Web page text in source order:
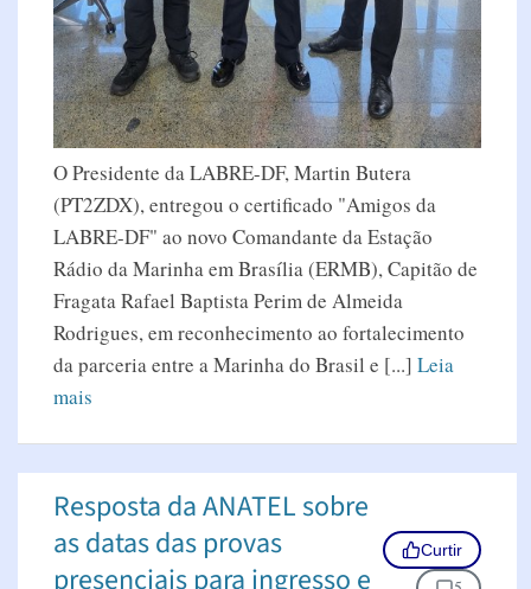
O Presidente da LABRE-DF, Martin Butera
(PT2ZDX), entregou o certificado "Amigos da
LABRE-DF" ao novo Comandante da Estação
Rádio da Marinha em Brasília (ERMB), Capitão de
Fragata Rafael Baptista Perim de Almeida
Rodrigues, em reconhecimento ao fortalecimento
da parceria entre a Marinha do Brasil e [...] Leia
mais
Resposta da ANATEL sobre
as datas das provas
presenciais para ingresso e
Curtir